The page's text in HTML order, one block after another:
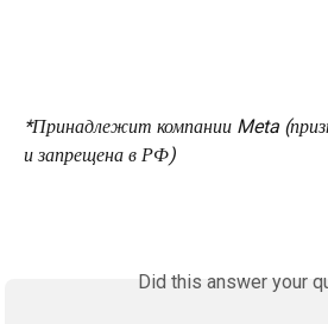
*Принадлежит компании Meta
и запрещена в РФ)
Did this answer your